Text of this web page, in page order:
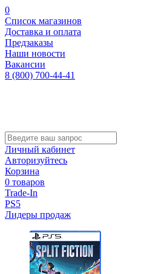
0
Список магазинов
Доставка и оплата
Предзаказы
Наши новости
Вакансии
8 (800) 700-44-41
Личный кабинет
Авторизуйтесь
Корзина
0 товаров
Trade-In
PS5
Лидеры продаж